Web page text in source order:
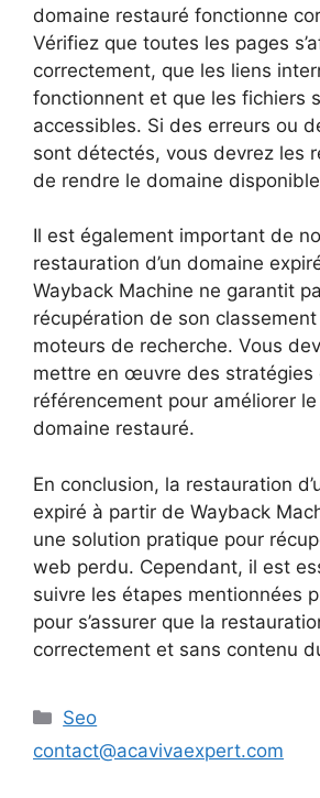
domaine restauré fonctionne
Vérifiez que toutes les pages
correctement, que les liens
fonctionnent et que les fichiers
accessibles. Si des erreurs ou
sont détectés, vous devrez les
de rendre le domaine
Il est également important de
restauration d’un domaine
Wayback Machine ne garantit
récupération de son
moteurs de recherche. Vous
mettre en œuvre des stratégies
référencement pour améliorer
domaine restauré.
En conclusion, la restauration
expiré à partir de Wayback
une solution pratique pour
web perdu. Cependant, il est
suivre les étapes mentionnées
pour s’assurer que la
correctement et sans contenu
Catégories
Seo
contact@acavivaexpert.com